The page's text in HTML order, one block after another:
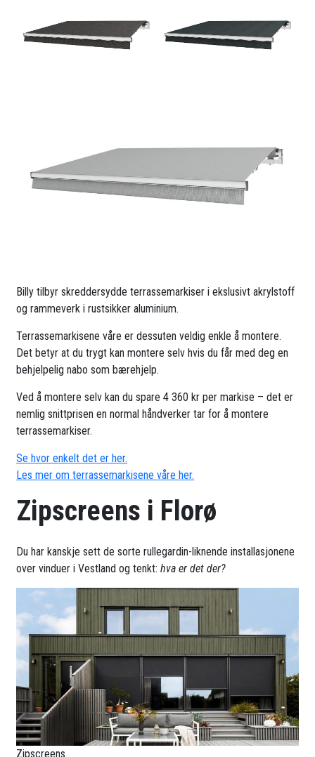
Billy tilbyr skreddersydde terrassemarkiser i ekslusivt akrylstoff
og rammeverk i rustsikker aluminium.
Terrassemarkisene våre er dessuten veldig enkle å montere.
Det betyr at du trygt kan montere selv hvis du får med deg en
behjelpelig nabo som bærehjelp.
Ved å montere selv kan du spare 4 360 kr per markise – det er
nemlig snittprisen en normal håndverker tar for å montere
terrassemarkiser.
Se hvor enkelt det er her.
Les mer om terrassemarkisene våre her.
Zipscreens i Florø
Du har kanskje sett de sorte rullegardin-liknende installasjonene
over vinduer i Vestland og tenkt:hva er det der?
Zipscreens.